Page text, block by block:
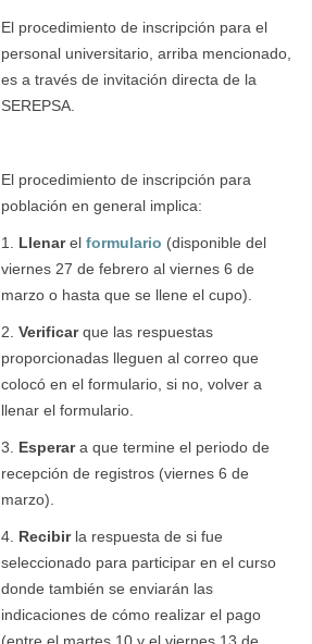
El procedimiento de inscripción para el
personal universitario, arriba mencionado,
es a través de invitación directa de la
SEREPSA.
El procedimiento de inscripción para
población en general implica:
1. Llenarel formulario (disponible del
viernes 27 de febrero al viernes 6 de
marzo o hasta que se llene el cupo).
2. Verificarque las respuestas
proporcionadas lleguen al correo que
colocó en el formulario, si no, volver a
llenar el formulario.
3. Esperara que termine el periodo de
recepción de registros (viernes 6 de
marzo).
4. Recibirla respuesta de si fue
seleccionado para participar en el curso
donde también se enviarán las
indicaciones de cómo realizar el pago